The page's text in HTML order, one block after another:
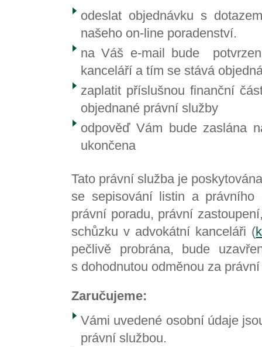
odeslat objednávku s
našeho on-line poradenství.
na Váš e-mail bude
kanceláří a tím se stává
zaplatit příslušnou finanční
objednané právní služby
odpověď Vám bude zaslána
ukončena
Tato právní služba je
se sepisování listin a
právní poradu, právní
schůzku v advokátní kanceláři (
pečlivě probrána, bude
s dohodnutou odměnou za
Zaručujeme:
Vámi uvedené osobní údaje
právní službou.